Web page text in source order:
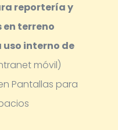
reportería y
terreno
uso interno de
móvil)
Pantallas para